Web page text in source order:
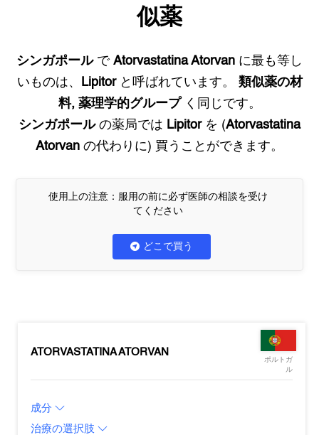
似薬
シンガポールで Atorvastatina Atorvan に最も等し
いものは、
Lipitorと呼ばれています。
類似薬の材
料, 薬理学的グループ く同じです。
シンガポールの薬局では Lipitorを (Atorvastatina
Atorvan の代わりに) 買うことができます。
使用上の注意：服用の前に必ず医師の相談を受け
てください
どこで買う
ATORVASTATINA ATORVAN
ポルトガ
ル
成分
治療の選択肢